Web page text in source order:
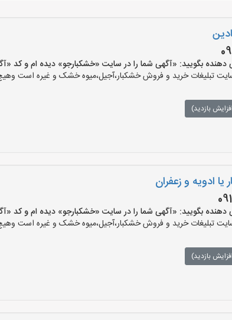
بگویید: «آگهی شما را در سایت «خشکبارجو» دیده ام و کد «آگهی-24» را اعلام
تبلیغات خرید و فروش خشکبار،آجیل،میوه خشک و غیره است
بازدید)
ادویه و زعفران
بگویید: «آگهی شما را در سایت «خشکبارجو» دیده ام و کد «آگهی-11» را اعلام
تبلیغات خرید و فروش خشکبار،آجیل،میوه خشک و غیره است
بازدید)